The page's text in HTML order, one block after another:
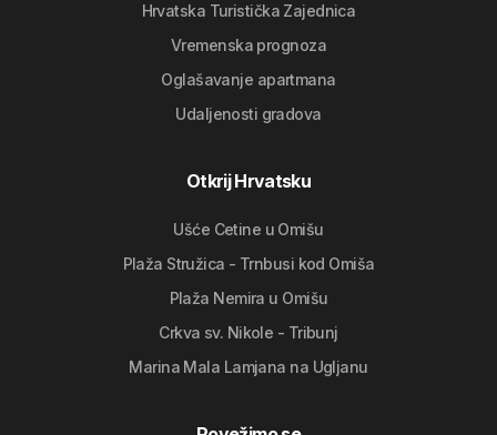
Hrvatska Turistička Zajednica
Vremenska prognoza
Oglašavanje apartmana
Udaljenosti gradova
Otkrij Hrvatsku
Ušće Cetine u Omišu
Plaža Stružica - Trnbusi kod Omiša
Plaža Nemira u Omišu
Crkva sv. Nikole - Tribunj
Marina Mala Lamjana na Ugljanu